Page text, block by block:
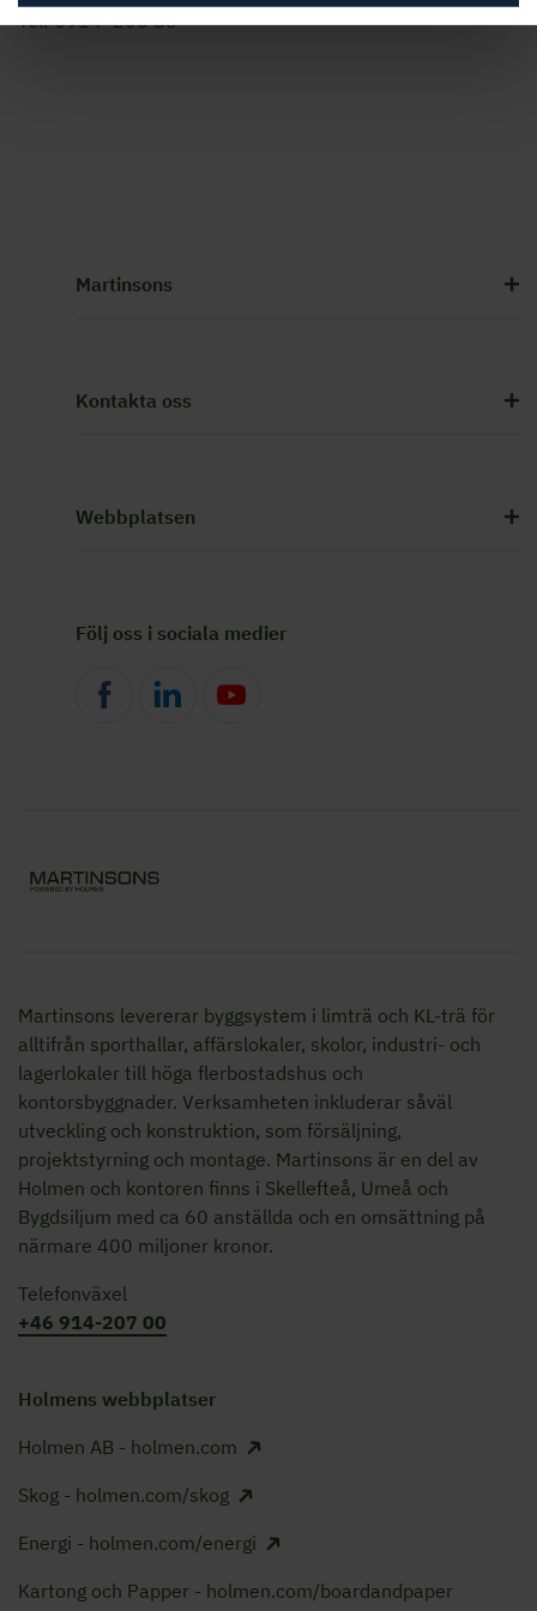
Tel: 0914–208 85
Martinsons
Kontakta oss
Webbplatsen
Följ oss i sociala medier
Martinsons levererar byggsystem i limträ och KL-trä för
alltifrån sporthallar, affärslokaler, skolor, industri- och
lagerlokaler till höga flerbostadshus och
kontorsbyggnader. Verksamheten inkluderar såväl
utveckling och konstruktion, som försäljning,
projektstyrning och montage. Martinsons är en del av
Holmen och kontoren finns i Skellefteå, Umeå och
Bygdsiljum med ca 60 anställda och en omsättning på
närmare 400 miljoner kronor.
Telefonväxel
+46 914-207 00
Holmens webbplatser
Holmen AB - holmen.com
Skog - holmen.com/skog
Energi - holmen.com/energi
Kartong och Papper - holmen.com/boardandpaper